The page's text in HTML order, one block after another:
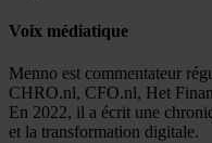
Voix médiatique
Menno est commentateur
CHRO.nl, CFO.nl, Het
En 2022, il a écrit une
et la transformation digitale.